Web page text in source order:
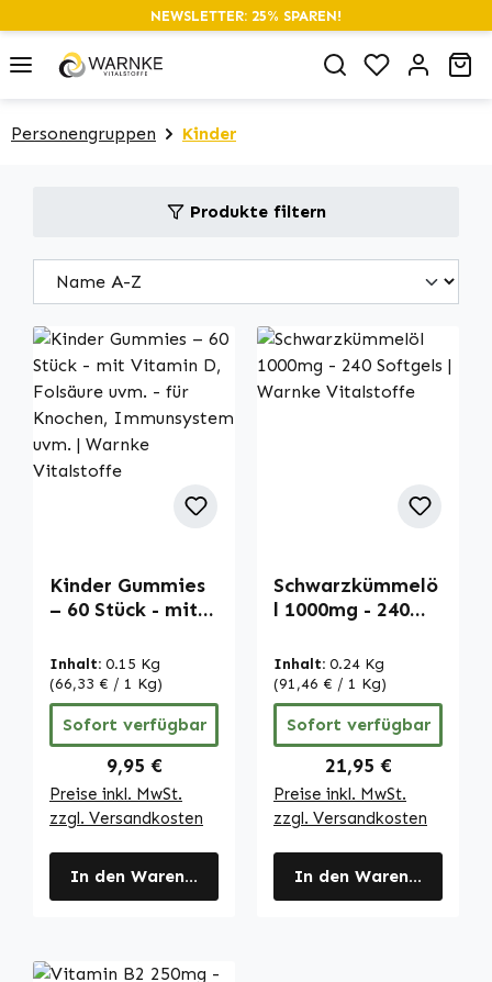
springen
NEWSLETTER: 25% SPAREN!
Du hast 0
Personengruppen Kinder
Produkte filtern
Kinder Gummies
– 60 Stück - mit
Folsäure uvm. -
für Knochen,
Immunsystem
uvm. | Warnke
Vitalstoffe
Inhalt: 0.15 Kg
(66,33 € / 1 Kg)
Sofort verfügbar
Regulärer Preis:
9,95 €
Preise inkl. MwSt.
zzgl. Versandkosten
In den Warenkorb
Schwarzkümmelö
l 1000mg - 240
Vitalstoffe
Inhalt: 0.24 Kg
(91,46 € / 1 Kg)
Sofort verfügbar
Regulärer Preis:
21,95 €
Preise inkl. MwSt.
zzgl. Versandkosten
In den Warenkorb